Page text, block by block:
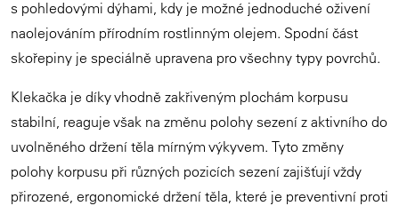
s pohledovými dýhami, kdy je možné jednoduché oživení
naolejováním přírodním rostlinným olejem. Spodní část
skořepiny je speciálně upravena pro všechny typy povrchů.
Klekačka je díky vhodně zakřiveným plochám korpusu
stabilní, reaguje však na změnu polohy sezení z aktivního do
uvolněného držení těla mírným výkyvem. Tyto změny
polohy korpusu při různých pozicích sezení zajišťují vždy
přirozené, ergonomické držení těla, které je preventivní proti